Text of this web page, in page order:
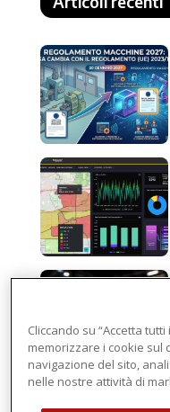
Cliccando su “Accetta
memorizzare i cookie sul
navigazione del sito,
nelle nostre attività di